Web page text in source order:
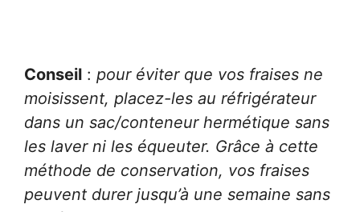
Conseil : pour éviter que vos fraises ne
moisissent, placez-les au réfrigérateur
dans un sac/conteneur hermétique sans
les laver ni les équeuter. Grâce à cette
méthode de conservation, vos fraises
peuvent durer jusqu’à une semaine sans